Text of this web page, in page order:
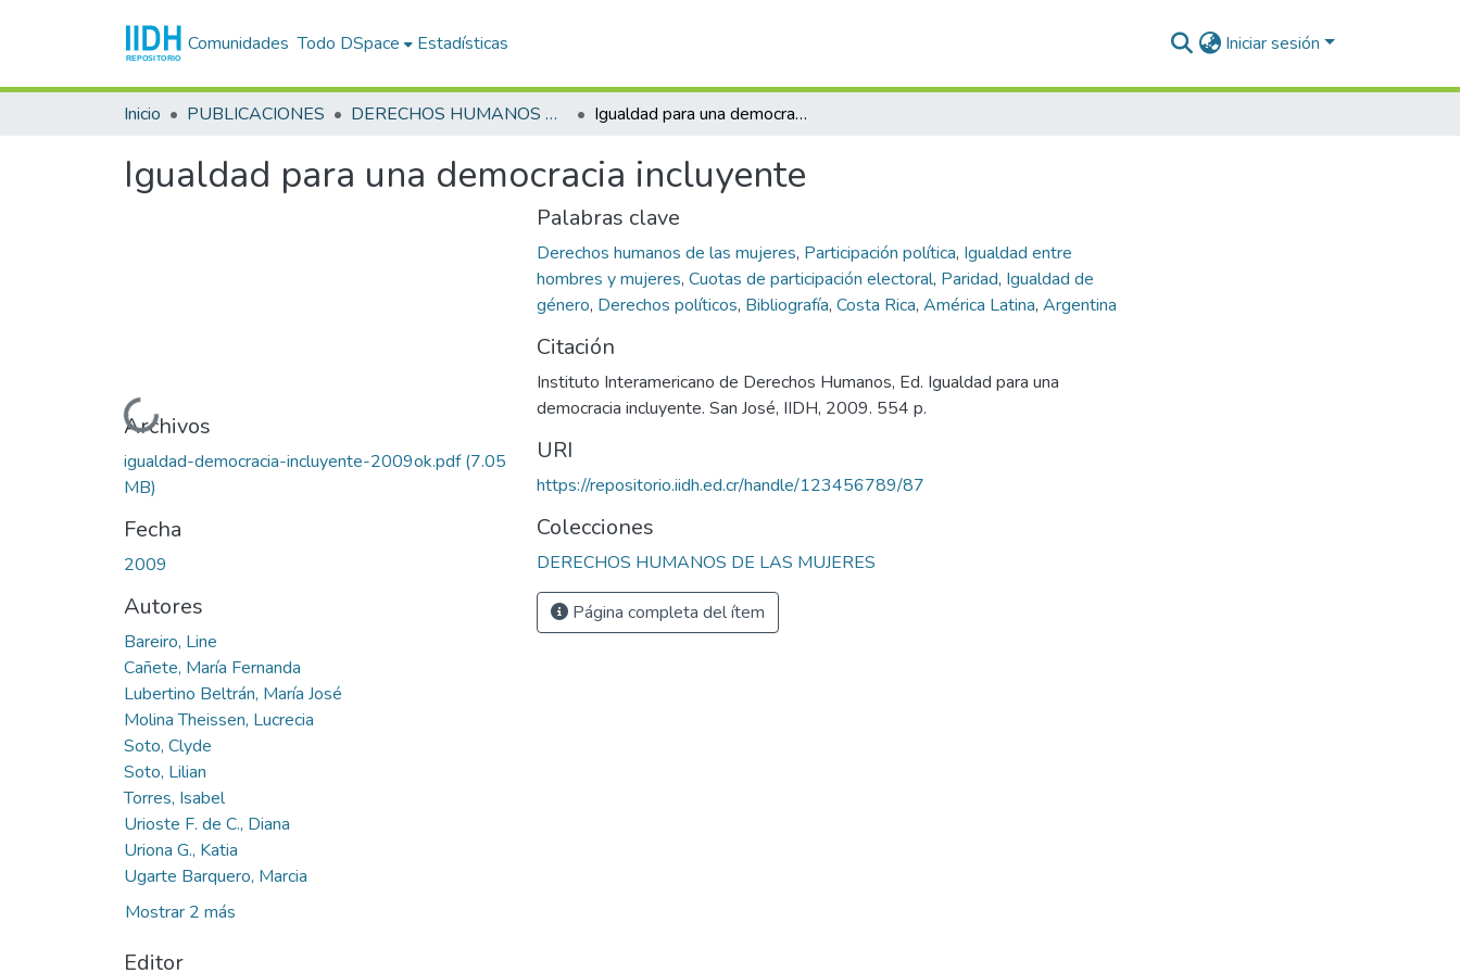
Comunidades Todo DSpace Estadísticas Iniciar sesión
Inicio PUBLICACIONES DERECHOS HUMANOS DE LAS MUJERES Igualdad para una democracia incluyente
Igualdad para una democracia incluyente
Cargando...
Archivos
igualdad-democracia-incluyente-2009ok.pdf(7.05
MB)
Fecha
2009
Autores
Bareiro, Line
Cañete, María Fernanda
Lubertino Beltrán, María José
Molina Theissen, Lucrecia
Soto, Clyde
Soto, Lilian
Torres, Isabel
Urioste F. de C., Diana
Uriona G., Katia
Ugarte Barquero, Marcia
Mostrar 2 más
Editor
Palabras clave
Derechos humanos de las mujeres, Participación política, Igualdad entre
hombres y mujeres, Cuotas de participación electoral, Paridad, Igualdad de
género, Derechos políticos, Bibliografía, Costa Rica, América Latina, Argentina
Citación
Instituto Interamericano de Derechos Humanos, Ed. Igualdad para una
democracia incluyente. San José, IIDH, 2009. 554 p.
URI
https://repositorio.iidh.ed.cr/handle/123456789/87
Colecciones
DERECHOS HUMANOS DE LAS MUJERES
Página completa del ítem